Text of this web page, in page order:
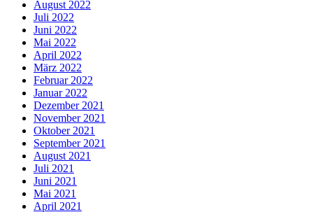
August 2022
Juli 2022
Juni 2022
Mai 2022
April 2022
März 2022
Februar 2022
Januar 2022
Dezember 2021
November 2021
Oktober 2021
September 2021
August 2021
Juli 2021
Juni 2021
Mai 2021
April 2021